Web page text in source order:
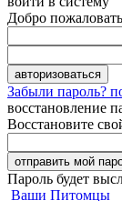
Добро
Забыли пароль?
восстановление
Восстановите
Пароль будет
Ваши Питомцы